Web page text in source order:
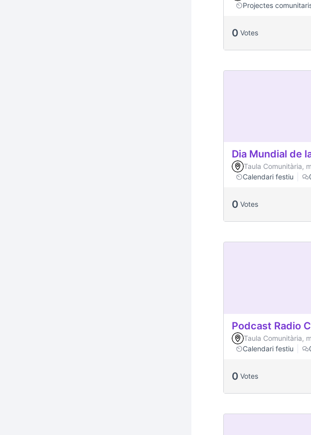
Projectes
0 Votes
Dia Mundial de
Taula Comunitària,
Calendari festiu
0 Votes
Podcast Radio
Taula Comunitària,
Calendari festiu
0 Votes